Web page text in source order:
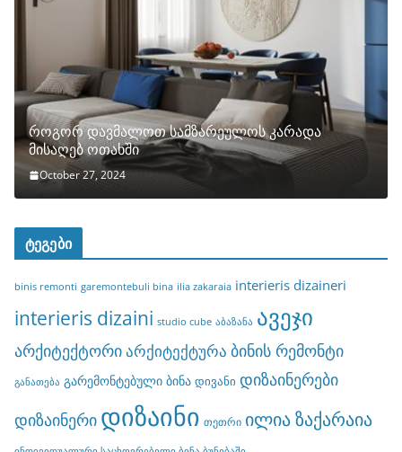
როგორ დავმალოთ სამზარეულოს კარადა
მისაღებ ოთახში
October 27, 2024
ტეგები
binis remonti garemontebuli bina ilia zakaraia interieris dizaineri
interieris dizaini studio cube აბაზანა ავეჯი
არქიტექტორიარქიტექტურა ბინის რემონტი
განათება გარემონტებული ბინა დივანი დიზაინერები
დიზაინერი დიზაინი თეთრი ილია ზაქარაია